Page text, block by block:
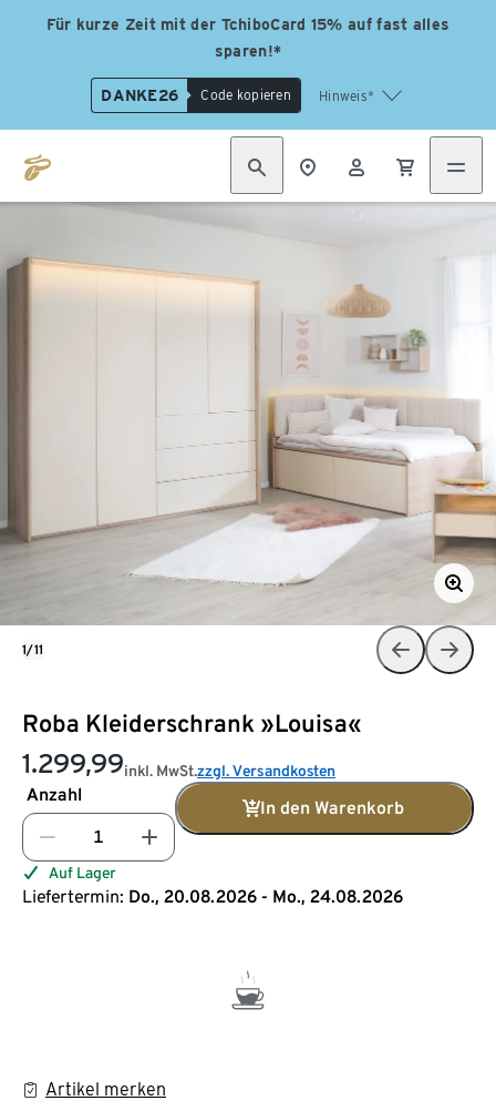
Für kurze Zeit mit der TchiboCard 15% auf fast alles
sparen!*
DANKE26 Code kopieren Hinweis*
Roba Kleiderschrank »Louisa«
1.299,99inkl. MwSt.zzgl. Versandkosten
Anzahl
In den Warenkorb
Auf Lager
Liefertermin: Do., 20.08.2026 - Mo., 24.08.2026
Artikel merken
1/11